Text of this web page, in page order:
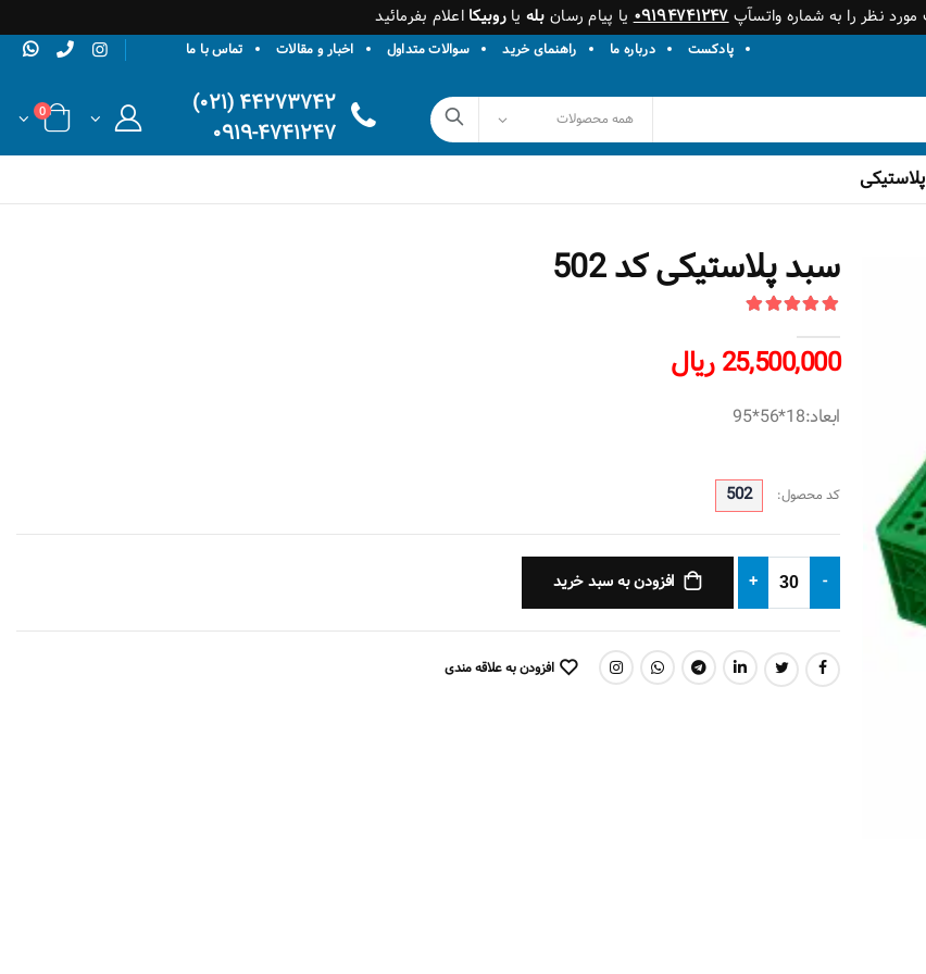
نظر را به شماره واتسآپ۰۹۱۹۴۷۴۱۲۴۷یا پیام رسان بله یاروبیکا اعلام بفرمائید
پادکست درباره ما راهنمای خرید سوالات متداول اخبار و مقالات تماس با ما
۴۴۲۷۳۷۴۲ (۰۲۱)
۰۹۱۹-۴۷۴۱۲۴۷
0
سبد پلاستیکی کد 502
25,500,000 ریال
ابعاد:18*56*95
کد محصول: 502
-
+ افزودن به سبد خرید
اشتراک گذاری: افزودن به علاقه مندی